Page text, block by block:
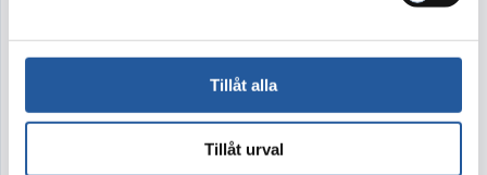
Tillåt alla
Tillåt urval
Lägg i varukorg
Blommor är vackra!